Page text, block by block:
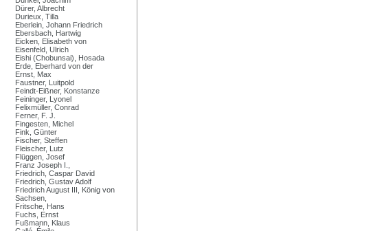
Dürer, Albrecht
Durieux, Tilla
Eberlein, Johann Friedrich
Ebersbach, Hartwig
Eicken, Elisabeth von
Eisenfeld, Ulrich
Eishi (Chobunsai), Hosada
Erde, Eberhard von der
Ernst, Max
Faustner, Luitpold
Feindt-Eißner, Konstanze
Feininger, Lyonel
Felixmüller, Conrad
Ferner, F. J.
Fingesten, Michel
Fink, Günter
Fischer, Steffen
Fleischer, Lutz
Flüggen, Josef
Franz Joseph I.,
Friedrich, Caspar David
Friedrich, Gustav Adolf
Friedrich August III, König von
Sachsen,
Fritsche, Hans
Fuchs, Ernst
Fußmann, Klaus